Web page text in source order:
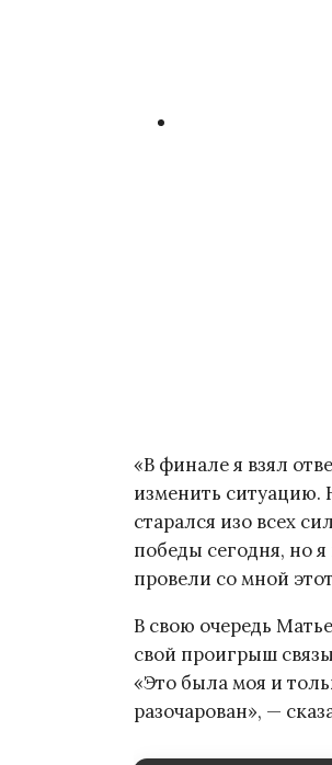
«В финале я взял
изменить ситуацию.
старался изо всех
победы сегодня, но
провели со мной
В свою очередь
свой проигрыш
«Это была моя и
разочарован», —